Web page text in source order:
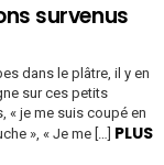
survenus
dans le plâtre, il y en
sur ces petits
« je me suis coupé en
», « Je me […] PLUS